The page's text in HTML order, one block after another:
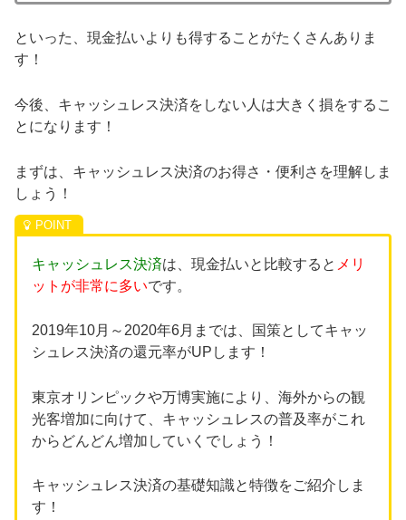
といった、現金払いよりも得することがたくさんありま
す！
今後、キャッシュレス決済をしない人は大きく損をするこ
とになります！
まずは、キャッシュレス決済のお得さ・便利さを理解しま
しょう！
キャッシュレス決済は、現金払いと比較すると メリ
ットが非常に多いです。
2019年10月～2020年6月までは、国策としてキャッ
シュレス決済の還元率がUPします！
東京オリンピックや万博実施により、海外からの観
光客増加に向けて、キャッシュレスの普及率がこれ
からどんどん増加していくでしょう！
キャッシュレス決済の基礎知識と特徴をご紹介しま
す！